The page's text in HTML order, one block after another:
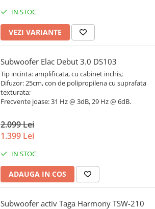
IN STOC
VEZI VARIANTE
Subwoofer Elac Debut 3.0 DS103
Tip incinta: amplificata, cu cabinet inchis;
Difuzor: 25cm, con de polipropilena cu suprafata
texturata;
Frecvente joase: 31 Hz @ 3dB, 29 Hz @ 6dB.
2.099 Lei
1.399 Lei
IN STOC
ADAUGA IN COS
Subwoofer activ Taga Harmony TSW-210